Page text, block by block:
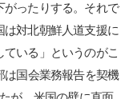
がったりする。それで
は対北朝鮮人道支援に
いる」というのがこ
は国会業務報告を契機